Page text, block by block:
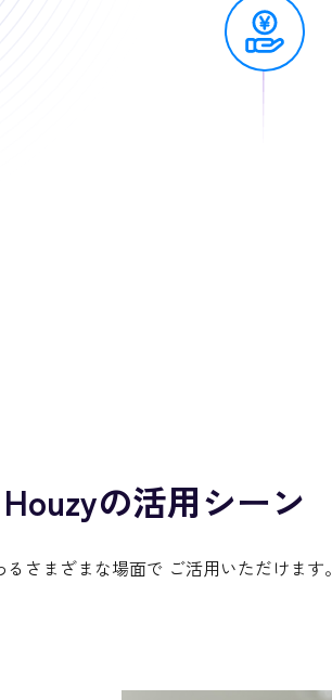
の活用シーン
さまざまな場面で ご活用いただけます。